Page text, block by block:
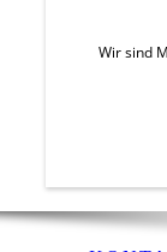
Wir sind